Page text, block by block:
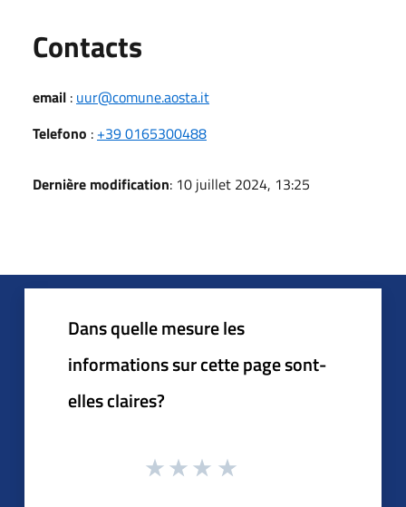
Contacts
email : uur@comune.aosta.it
Telefono : +39 0165300488
Dernière modification: 10 juillet 2024, 13:25
Dans quelle mesure les
informations sur cette page sont-
elles claires?